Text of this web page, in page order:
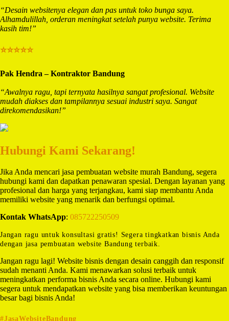
“Desain websitenya elegan dan pas untuk toko bunga saya.
Alhamdulillah, orderan meningkat setelah punya website. Terima
kasih tim!”
⭐⭐⭐⭐⭐
Pak Hendra – Kontraktor Bandung
“Awalnya ragu, tapi ternyata hasilnya sangat profesional. Website
mudah diakses dan tampilannya sesuai industri saya. Sangat
direkomendasikan!”
Hubungi Kami Sekarang!
Jika Anda mencari jasa pembuatan website murah Bandung, segera
hubungi kami dan dapatkan penawaran spesial. Dengan layanan yang
profesional dan harga yang terjangkau, kami siap membantu Anda
memiliki website yang menarik dan berfungsi optimal.
Kontak WhatsApp: 085722250509
Jangan ragu untuk konsultasi gratis! Segera tingkatkan bisnis Anda
dengan jasa pembuatan website Bandung terbaik.
Jangan ragu lagi! Website bisnis dengan desain canggih dan responsif
sudah menanti Anda. Kami menawarkan solusi terbaik untuk
meningkatkan performa bisnis Anda secara online. Hubungi kami
segera untuk mendapatkan website yang bisa memberikan keuntungan
besar bagi bisnis Anda!
#JasaWebsiteBandung